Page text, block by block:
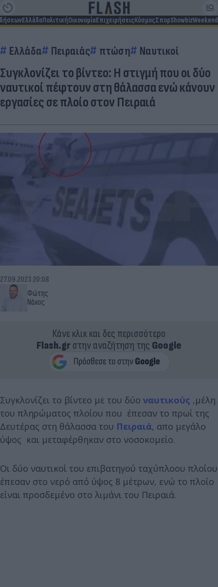
ΕλλάδαΠολιτικήΟικονομίαΕπιχειρήσειςΚόσμοςΣπορShowbizWeekend
Ελλάδα Πειραιάς πτώση Ναυτικοί
Συγκλονίζει το βίντεο: Η στιγμή που οι δύο
ναυτικοί πέφτουν στη θάλασσα ενώ κάνουν
εργασίες σε πλοίο στον Πειραιά
Φώτης
Νάκος
27.09.2023 20:08
Κάνε κλικ και δες περισσότερο
Flash.grστην αναζήτηση της Google
Συγκλονίζει το βίντεο με του δύο ναυτικούς ,μέλη
του πληρώματος πλοίου που έπεσαν το πρωί της
Δευτέρας στη θάλασσα του Πειραιά, απο μεγάλο
ύψος και μεταφέρθηκαν στο νοσοκομείο.
Οι δύο ναυτικοί του επιβατηγού ταχύπλοου πλοίου
έπεσαν στο νερό από ύψος 8 μέτρων, ενώ το πλοίο
είναι προσδεμένο στο λιμάνι του Πειραιά.